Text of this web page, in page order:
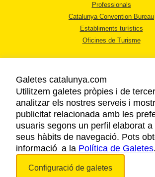
Professionals
Catalunya Convention Bureau
Establiments turístics
Oficines de Turisme
AVÍS LEGAL
POLÍTICA DE PRIVACITAT
COOKIES
ACCESSIBILITAT
Galetes catalunya.com
Utilitzem galetes pròpies i de
analitzar els nostres serveis i
publicitat relacionada amb les
usuaris segons un perfil elaborat
seus hàbits de navegació. Pots
informació a la Política de Galetes.
Configuració de galetes